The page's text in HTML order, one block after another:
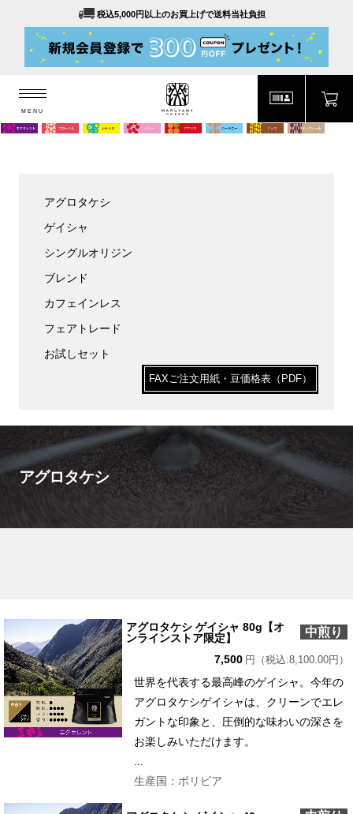
税込5,000円以上のお買上げで送料当社負担
MENU
MENU
アグロタケシ
ゲイシャ
シングルオリジン
ブレンド
カフェインレス
フェアトレード
お試しセット
FAXご注文用紙・豆価格表（PDF）
アグロタケシ
アグロタケシ ゲイシャ 80g【オ
ンラインストア限定】
中煎り
7,500 円（税込:8,100.00円）
世界を代表する最高峰のゲイシャ。今年の
アグロタケシゲイシャは、クリーンでエレ
ガントな印象と、圧倒的な味わいの深さを
お楽しみいただけます。
生産国：ボリビア